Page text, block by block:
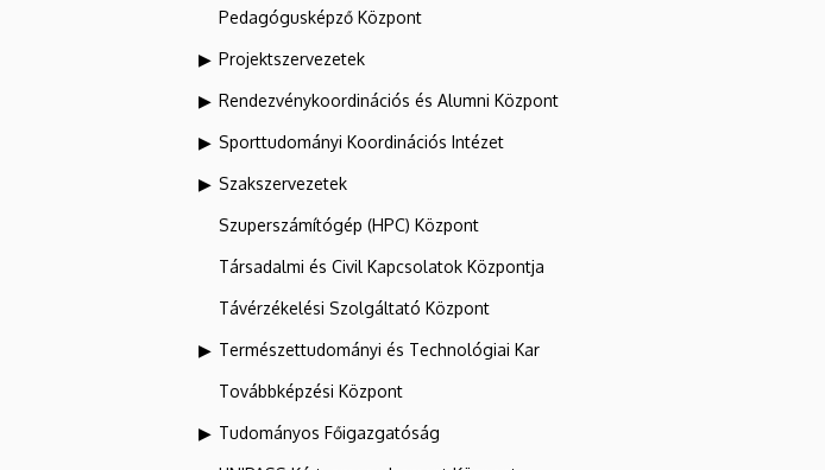
Pedagógusképző Központ
Projektszervezetek
Rendezvénykoordinációs és Alumni Központ
Sporttudományi Koordinációs Intézet
Szakszervezetek
Szuperszámítógép (HPC) Központ
Társadalmi és Civil Kapcsolatok Központja
Távérzékelési Szolgáltató Központ
Természettudományi és Technológiai Kar
Továbbképzési Központ
Tudományos Főigazgatóság